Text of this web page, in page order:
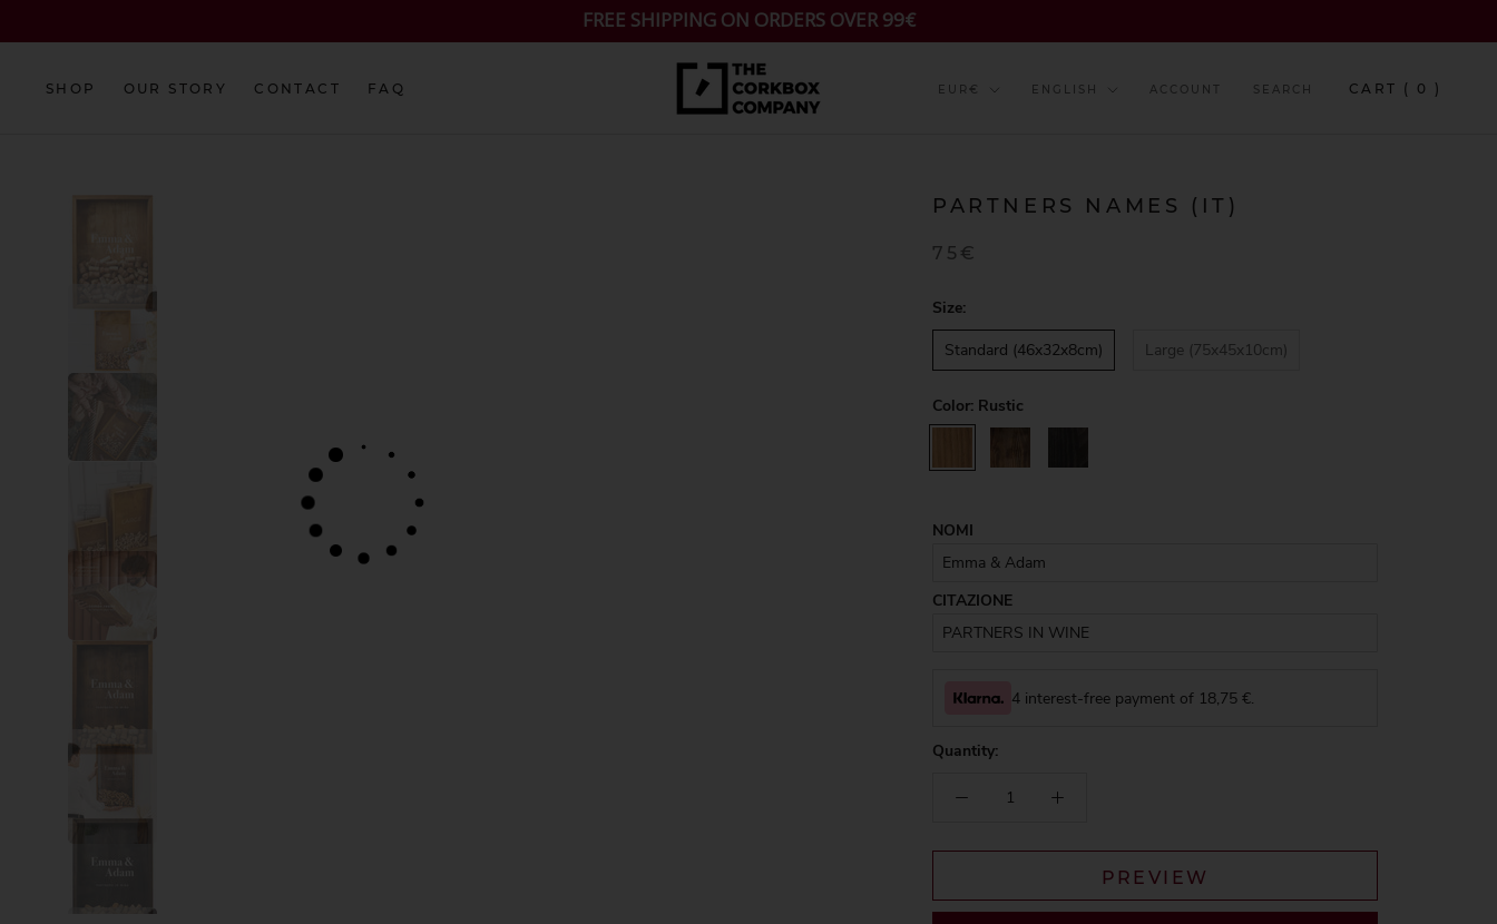
to
FREE SHIPPING ON ORDERS OVER 99€
SHOP OUR STORY CONTACT FAQ Currency
EUR€ Language
ENGLISH ACCOUNT SEARCH CART ( 0 )
PARTNERS NAMES (IT)
75€
NOMI
CITAZIONE
Size:
Standard (46x32x8cm)
Large (75x45x10cm)
Color: Rustic
Quantity:
4 interest-free payment of 18,75 €.
PREVIEW